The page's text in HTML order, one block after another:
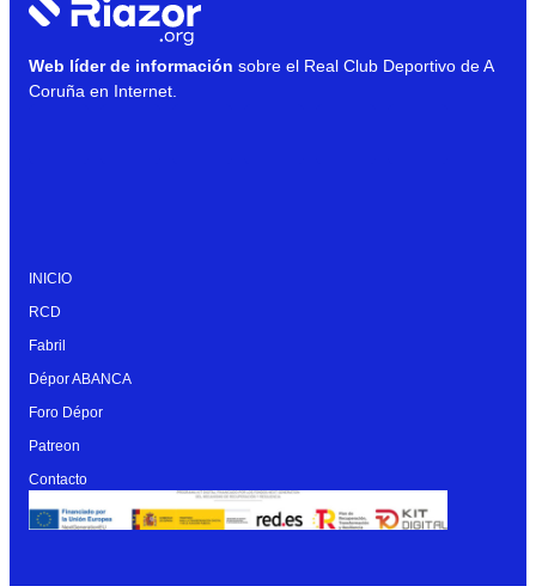
Web líder de información sobre el Real Club Deportivo de A
Coruña en Internet.
INICIO
RCD
Fabril
Dépor ABANCA
Foro Dépor
Patreon
Contacto